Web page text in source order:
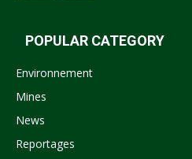
POPULAR CATEGORY
Environnement
Mines
News
Reportages